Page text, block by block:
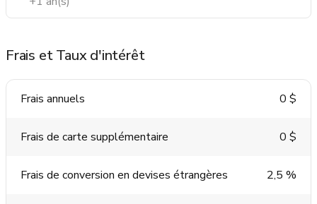
Frais et Taux d'intérêt
Frais annuels 0 $
Frais de carte supplémentaire 0 $
Frais de conversion en devises étrangères 2,5 %